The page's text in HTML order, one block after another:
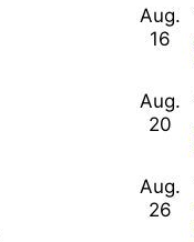
Aug.
16
Aug.
20
Aug.
26